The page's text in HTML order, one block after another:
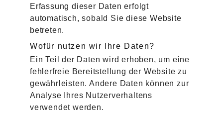
Erfassung dieser Daten erfolgt
automatisch, sobald Sie diese Website
betreten.
Wofür nutzen wir Ihre Daten?
Ein Teil der Daten wird erhoben, um eine
fehlerfreie Bereitstellung der Website zu
gewährleisten. Andere Daten können zur
Analyse Ihres Nutzerverhaltens
verwendet werden.